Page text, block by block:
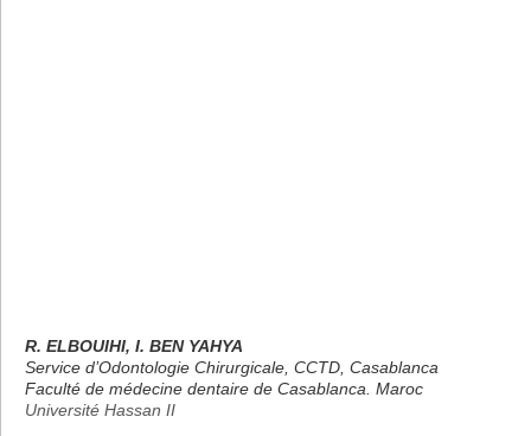
R. ELBOUIHI, I. BEN YAHYA
Service d’Odontologie Chirurgicale, CCTD, Casablanca
Faculté de médecine dentaire de Casablanca. Maroc
Université Hassan II